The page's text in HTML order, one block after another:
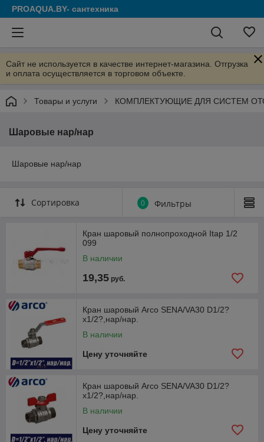
PROAQUA.BY- сантехника
Сайт не используется в качестве интернет-магазина. Отгрузка
и оплата осуществляется в торговом объекте.
Товары и услуги КОМПЛЕКТУЮЩИЕ ДЛЯ СИСТЕМ
Шаровые нар/нар
Шаровые нар/нар
Сортировка 0 Фильтры
Кран шаровый полнопроходной Itap 1/2
099
В наличии
19,35 руб.
Кран шаровый Arco SENA/VA30 D1/2?
x1/2?,нар/нар.
В наличии
Цену уточняйте
Кран шаровый Arco SENA/VA30 D1/2?
x1/2?,нар/нар.
В наличии
Цену уточняйте